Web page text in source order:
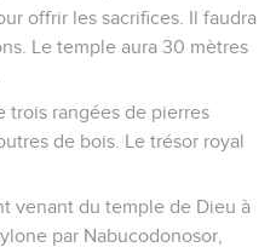
offrir les sacrifices. Il faudra
Le temple aura 30 mètres
trois rangées de pierres
de bois. Le trésor royal
venant du temple de Dieu à
par Nabucodonosor,